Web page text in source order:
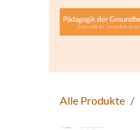
Zum Inhalt springen
Alle Produkte